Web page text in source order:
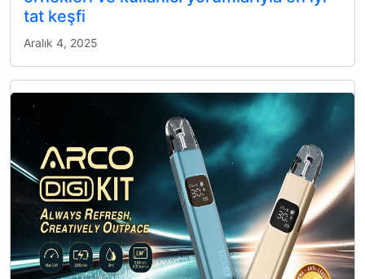
tat keşfi
Aralık 4, 2025